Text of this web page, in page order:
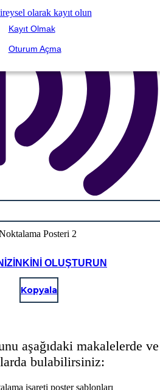
olarak kayıt olun
Kayıt Olmak
Oturum Açma
OLUŞTURUN
Kopyala
aşağıdaki makalelerde ve
bulabilirsiniz: